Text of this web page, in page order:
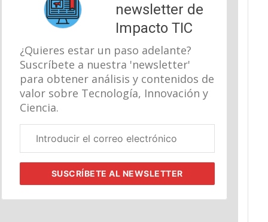
newsletter de
Impacto TIC
¿Quieres estar un paso adelante?
Suscríbete a nuestra 'newsletter'
para obtener análisis y contenidos de
valor sobre Tecnología, Innovación y
Ciencia.
electrónico
SUSCRÍBETEAL NEWSLETTER